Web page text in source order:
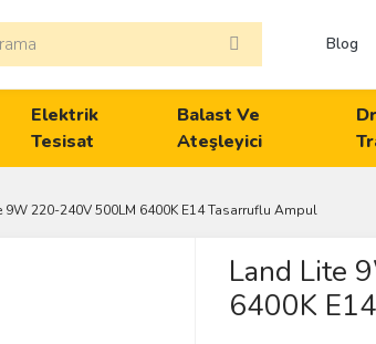
Blog
Elektrik
Tesisat
Balast Ve
Ateşleyici
9W 220-240V 500LM 6400K E14 Tasarruflu Ampul
Land Lite
6400K